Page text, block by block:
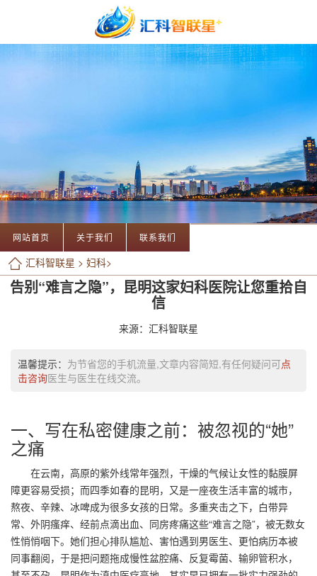
网站首页 关于我们 联系我们
汇科智联星 > 妇科>
告别“难言之隐”，昆明这家妇科医院让您重拾自
信
来源：汇科智联星
温馨提示： 为节省您的手机流量,文章内容简短,有任何疑问可点
击咨询医生与医生在线交流。
一、写在私密健康之前：被忽视的“她”
之痛
在云南，高原的紫外线常年强烈，干燥的气候让女性的黏膜屏
障更容易受损；而四季如春的昆明，又是一座夜生活丰富的城市，
熬夜、辛辣、冰啤成为很多女孩的日常。多重夹击之下，白带异
常、外阴瘙痒、经前点滴出血、同房疼痛这些“难言之隐”，被无数女
性悄悄咽下。她们担心排队尴尬、害怕遇到男医生、更怕病历本被
同事翻阅，于是把问题拖成慢性盆腔痛、反复霉菌、输卵管积水，